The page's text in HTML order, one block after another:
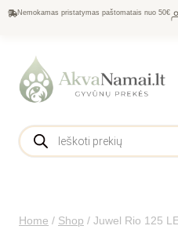
Nemokamas pristatymas paštomatais nuo 50€
Home / Shop / Juwel Rio 125